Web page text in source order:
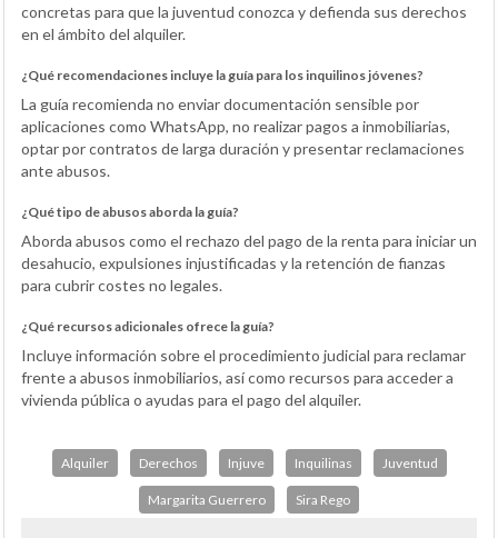
concretas para que la juventud conozca y defienda sus derechos
en el ámbito del alquiler.
¿Qué recomendaciones incluye la guía para los inquilinos jóvenes?
La guía recomienda no enviar documentación sensible por
aplicaciones como WhatsApp, no realizar pagos a inmobiliarias,
optar por contratos de larga duración y presentar reclamaciones
ante abusos.
¿Qué tipo de abusos aborda la guía?
Aborda abusos como el rechazo del pago de la renta para iniciar un
desahucio, expulsiones injustificadas y la retención de fianzas
para cubrir costes no legales.
¿Qué recursos adicionales ofrece la guía?
Incluye información sobre el procedimiento judicial para reclamar
frente a abusos inmobiliarios, así como recursos para acceder a
vivienda pública o ayudas para el pago del alquiler.
Alquiler Derechos Injuve Inquilinas Juventud
Margarita Guerrero Sira Rego